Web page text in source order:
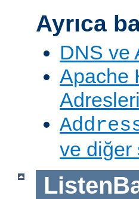
Ayrıca
DNS ve
Apache
ve diğer